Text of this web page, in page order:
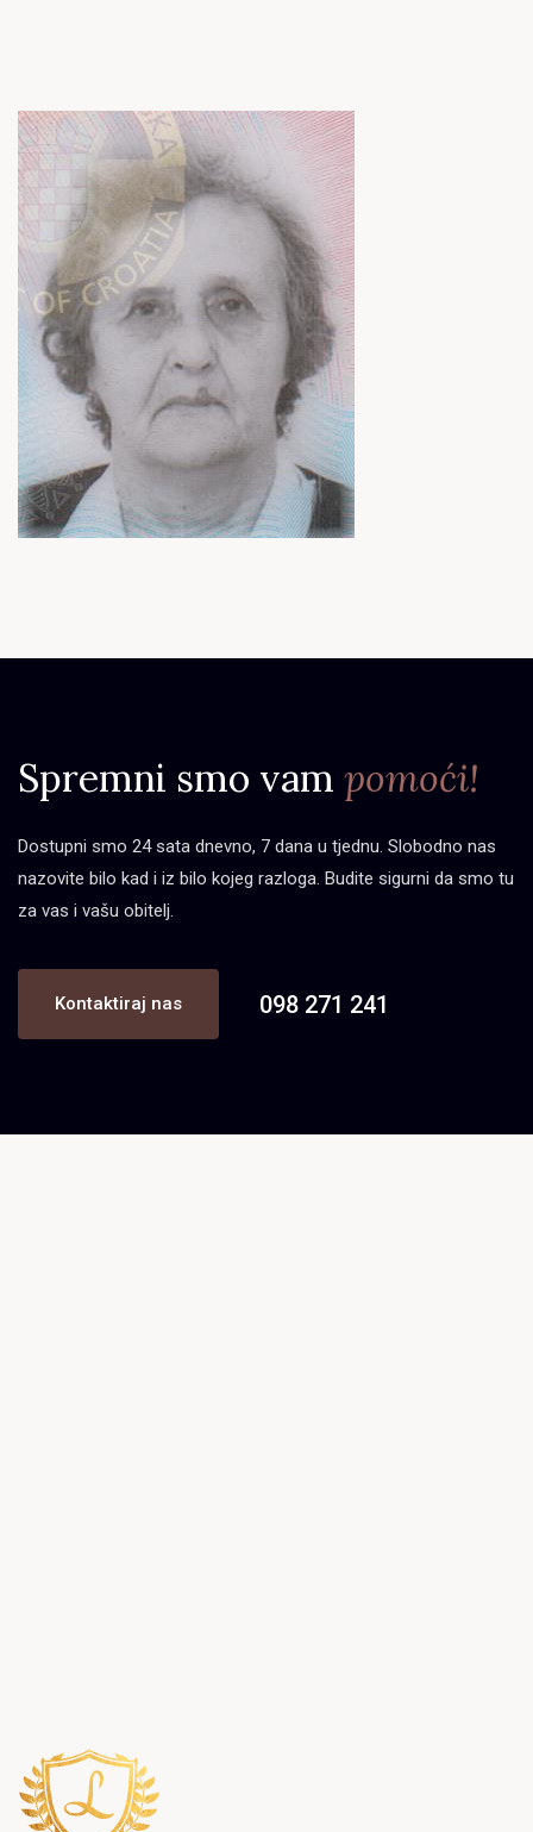
Spremni smo vam pomoći!
Dostupni smo 24 sata dnevno, 7 dana u tjednu. Slobodno nas
nazovite bilo kad i iz bilo kojeg razloga. Budite sigurni da smo tu
za vas i vašu obitelj.
Kontaktiraj nas 098 271 241